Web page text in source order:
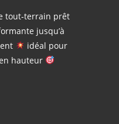
tout‑terrain prêt
jusqu’à
idéal pour
hauteur